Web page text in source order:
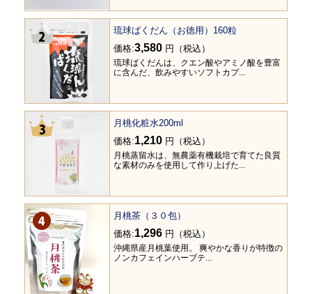
琉球ばくだん（お徳用）160粒
価格:3,580 円（税込）
琉球ばくだんは、クエン酸やアミノ酸を豊富
に含んだ、飲みやすいソフトカプ...
月桃化粧水200ml
価格:1,210 円（税込）
月桃蒸留水は、無農薬有機栽培で育てた良質
な素材のみを使用して作り上げた...
月桃茶（３０包）
価格:1,296 円（税込）
沖縄県産月桃葉使用。 爽やかな香りが特徴の
ノンカフェインハーブテ...